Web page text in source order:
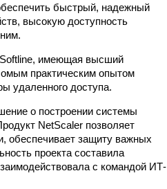
быстрый, надежный
высокую доступность
Softline, имеющая высший
практическим опытом
удаленного доступа.
о построении системы
NetScaler позволяет
обеспечивает защиту важных
проекта составила
с командой ИТ-